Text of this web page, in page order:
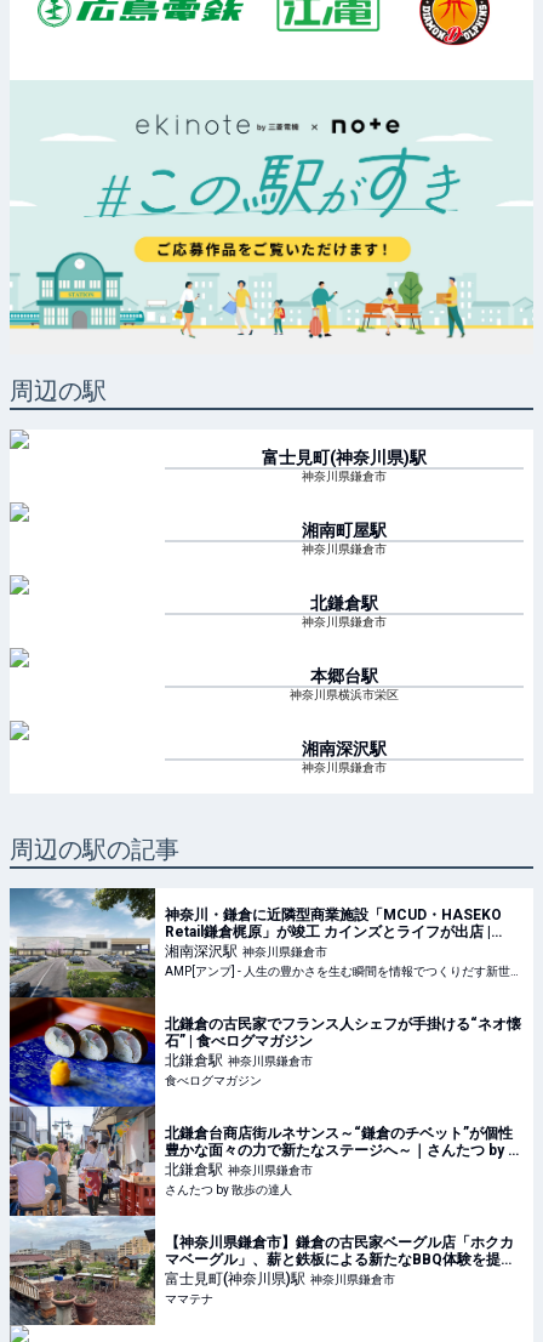
周辺の駅
富士見町(神奈川県)駅
神奈川県鎌倉市
湘南町屋駅
神奈川県鎌倉市
北鎌倉駅
神奈川県鎌倉市
本郷台駅
神奈川県横浜市栄区
湘南深沢駅
神奈川県鎌倉市
周辺の駅の記事
神奈川・鎌倉に近隣型商業施設「MCUD・HASEKO
Retail鎌倉梶原」が竣工 カインズとライフが出店 |
AMP[アンプ] - 人生の豊かさを生む瞬間を情報でつく
りだす新世代向けビジネスメディア
湘南深沢駅 神奈川県鎌倉市
北鎌倉の古民家でフランス人シェフが手掛ける“ネオ懐
石” | 食べログマガジン
北鎌倉駅 神奈川県鎌倉市
食べログマガジン
北鎌倉台商店街ルネサンス～“鎌倉のチベット”が個性
豊かな面々の力で新たなステージへ～｜さんたつ by 散
歩の達人
北鎌倉駅 神奈川県鎌倉市
さんたつ by 散歩の達人
【神奈川県鎌倉市】鎌倉の古民家ベーグル店「ホクカ
マベーグル」、薪と鉄板による新たなBBQ体験を提供 |
ママテナ
富士見町(神奈川県)駅 神奈川県鎌倉市
ママテナ